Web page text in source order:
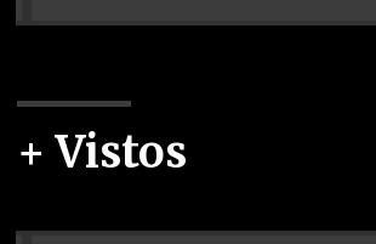
+ Vistos